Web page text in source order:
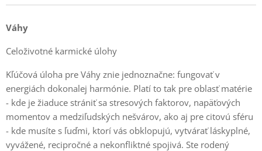
Váhy
Celoživotné karmické úlohy
Kľúčová úloha pre Váhy znie jednoznačne: fungovať v
energiách dokonalej harmónie. Platí to tak pre oblasť matérie
- kde je žiaduce strániť sa stresových faktorov, napäťových
momentov a medziľudských nešvárov, ako aj pre citovú sféru
- kde musíte s ľuďmi, ktorí vás obklopujú, vytvárať láskyplné,
vyvážené, recipročné a nekonfliktné spojivá. Ste rodený